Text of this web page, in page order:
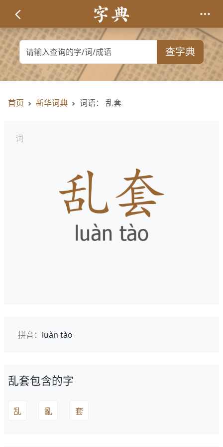
查字典
首页 新华词典 词语： 乱套
词
拼音： luàn tào
乱套包含的字
乱 亂 套